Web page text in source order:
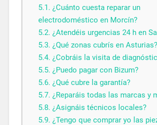
5.1. ¿Cuánto cuesta reparar un
electrodoméstico en Morcín?
5.2. ¿Atendéis urgencias 24 h en
5.3. ¿Qué zonas cubrís en Asturias?
5.4. ¿Cobráis la visita de
5.5. ¿Puedo pagar con Bizum?
5.6. ¿Qué cubre la garantía?
5.7. ¿Reparáis todas las marcas y
5.8. ¿Asignáis técnicos locales?
5.9. ¿Tengo que comprar yo las